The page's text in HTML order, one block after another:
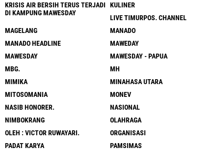
KRISIS AIR BERSIH TERUS TERJADI
DI KAMPUNG MAWESDAY
KULINER
LIVE TIMURPOS. CHANNEL
MAGELANG
MANADO
MANADO HEADLINE
MAWEDAY
MAWESDAY
MAWESDAY - PAPUA
MBG.
MH
MIMIKA
MINAHASA UTARA
MITOSOMANIA
MONEV
NASIB HONORER.
NASIONAL
NIMBOKRANG
OLAHRAGA
OLEH : VICTOR RUWAYARI.
ORGANISASI
PADAT KARYA
PAMSIMAS